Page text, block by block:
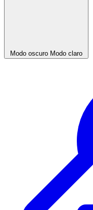
Modo oscuro Modo claro